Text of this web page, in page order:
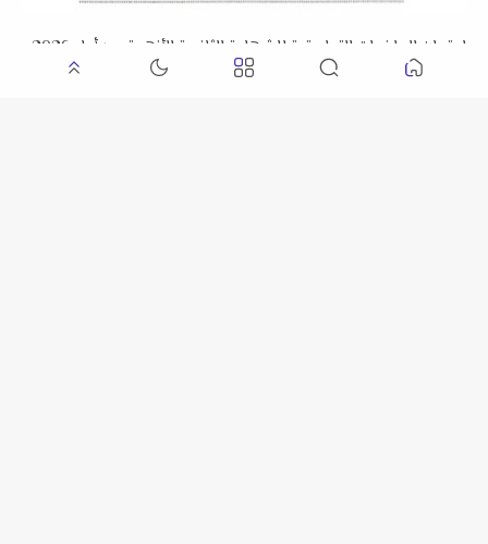
امتحان الرياضيات التطبيقية للشهادة الثانوية الأزهرية دور أول 2026